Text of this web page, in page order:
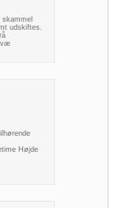
udskiftes.
Højde